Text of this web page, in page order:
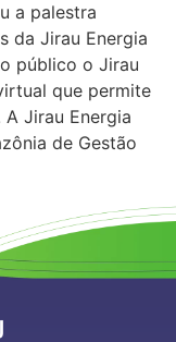
a palestra
da Jirau Energia
público o Jirau
que permite
Jirau Energia
de Gestão